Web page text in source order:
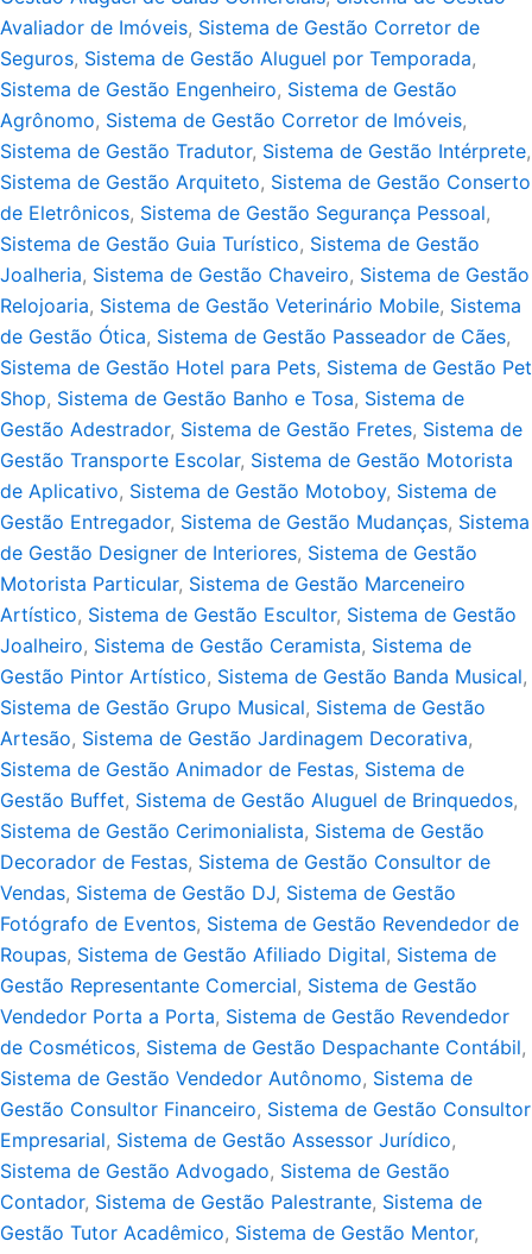
Avaliador de Imóveis, Sistema de Gestão Corretor de
Seguros, Sistema de Gestão Aluguel por Temporada,
Sistema de Gestão Engenheiro, Sistema de Gestão
Agrônomo, Sistema de Gestão Corretor de Imóveis,
Sistema de Gestão Tradutor, Sistema de Gestão Intérprete,
Sistema de Gestão Arquiteto, Sistema de Gestão Conserto
de Eletrônicos, Sistema de Gestão Segurança Pessoal,
Sistema de Gestão Guia Turístico, Sistema de Gestão
Joalheria, Sistema de Gestão Chaveiro, Sistema de Gestão
Relojoaria, Sistema de Gestão Veterinário Mobile, Sistema
de Gestão Ótica, Sistema de Gestão Passeador de Cães,
Sistema de Gestão Hotel para Pets, Sistema de Gestão Pet
Shop, Sistema de Gestão Banho e Tosa, Sistema de
Gestão Adestrador, Sistema de Gestão Fretes, Sistema de
Gestão Transporte Escolar, Sistema de Gestão Motorista
de Aplicativo, Sistema de Gestão Motoboy, Sistema de
Gestão Entregador, Sistema de Gestão Mudanças, Sistema
de Gestão Designer de Interiores, Sistema de Gestão
Motorista Particular, Sistema de Gestão Marceneiro
Artístico, Sistema de Gestão Escultor, Sistema de Gestão
Joalheiro, Sistema de Gestão Ceramista, Sistema de
Gestão Pintor Artístico, Sistema de Gestão Banda Musical,
Sistema de Gestão Grupo Musical, Sistema de Gestão
Artesão, Sistema de Gestão Jardinagem Decorativa,
Sistema de Gestão Animador de Festas, Sistema de
Gestão Buffet, Sistema de Gestão Aluguel de Brinquedos,
Sistema de Gestão Cerimonialista, Sistema de Gestão
Decorador de Festas, Sistema de Gestão Consultor de
Vendas, Sistema de Gestão DJ, Sistema de Gestão
Fotógrafo de Eventos, Sistema de Gestão Revendedor de
Roupas, Sistema de Gestão Afiliado Digital, Sistema de
Gestão Representante Comercial, Sistema de Gestão
Vendedor Porta a Porta, Sistema de Gestão Revendedor
de Cosméticos, Sistema de Gestão Despachante Contábil,
Sistema de Gestão Vendedor Autônomo, Sistema de
Gestão Consultor Financeiro, Sistema de Gestão Consultor
Empresarial, Sistema de Gestão Assessor Jurídico,
Sistema de Gestão Advogado, Sistema de Gestão
Contador, Sistema de Gestão Palestrante, Sistema de
Gestão Tutor Acadêmico, Sistema de Gestão Mentor,